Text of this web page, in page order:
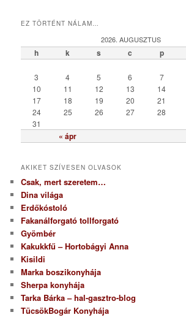
e
r
EZ TÖRTÉNT NÁLAM…
2026. AUGUSZTUS
h k s c p
« ápr
3
4 5 6 7
10
11 12 13 14
17
18 19 20 21
24
25 26 27 28
31
AKIKET SZÍVESEN OLVASOK
Csak, mert szeretem…
Dina világa
Erdőkóstoló
Fakanálforgató tollforgató
Gyömbér
Kakukkfű – Hortobágyi Anna
Kisildi
Marka boszikonyhája
Sherpa konyhája
Tarka Bárka – hal-gasztro-blog
TücsökBogár Konyhája